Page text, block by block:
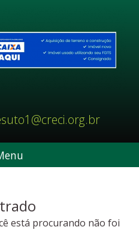
está procurando não foi